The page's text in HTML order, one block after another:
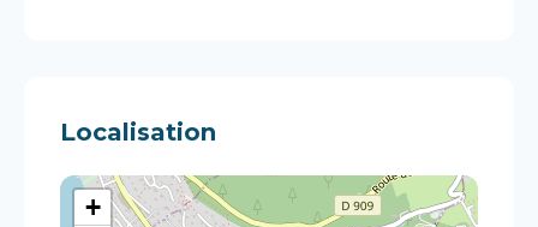
Localisation
+